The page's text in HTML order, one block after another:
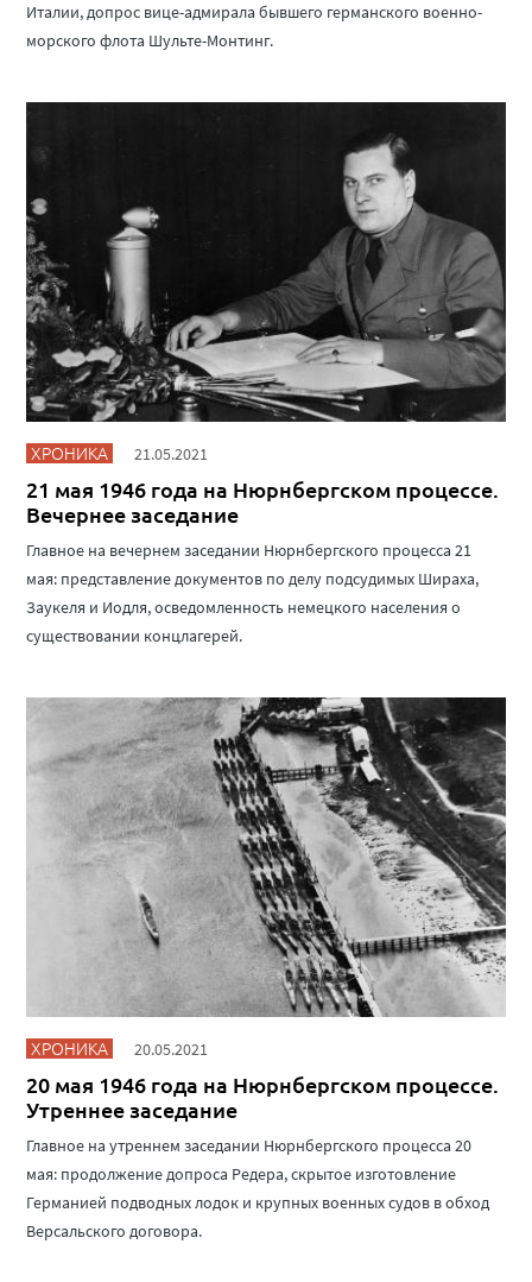
Италии, допрос вице-адмирала бывшего германского военно-
морского флота Шульте-Монтинг.
ХРОНИКА 21.05.2021
21 мая 1946 года на Нюрнбергском процессе.
Вечернее заседание
Главное на вечернем заседании Нюрнбергского процесса 21
мая: представление документов по делу подсудимых Шираха,
Заукеля и Иодля, осведомленность немецкого населения о
существовании концлагерей.
ХРОНИКА 20.05.2021
20 мая 1946 года на Нюрнбергском процессе.
Утреннее заседание
Главное на утреннем заседании Нюрнбергского процесса 20
мая: продолжение допроса Редера, скрытое изготовление
Германией подводных лодок и крупных военных судов в обход
Версальского договора.